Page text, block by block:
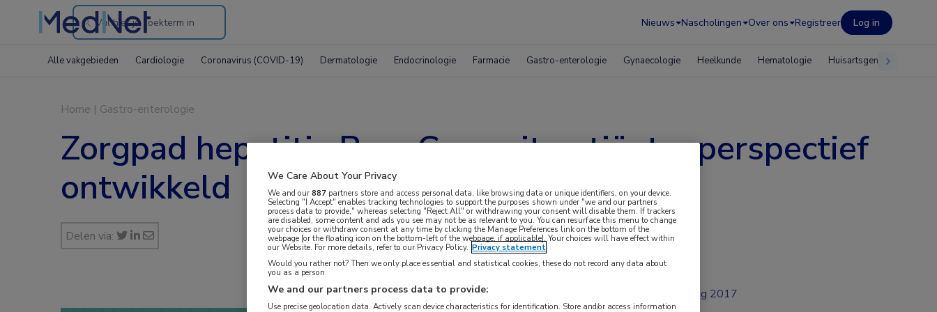
Search
the
Nieuws Nascholingen Over ons Registreer Log in
Alle vakgebieden Cardiologie Coronavirus (COVID-19) Dermatologie Endocrinologie Farmacie Gastro-enterologie Gynaecologie Heelkunde Hematologie Huisartsgeneeskunde
Home | Gastro-enterologie
Zorgpad hepatitis B en C vanuit patiëntenperspectief
ontwikkeld
Delen via:
aug 2017
We Care About Your Privacy
We and our887 partners store and access personal data, like browsing data or unique identifiers, on your device.
Selecting "I Accept" enables tracking technologies to support the purposes shown under "we and our partners
process data to provide," whereas selecting "Reject All" or withdrawing your consent will disable them. If trackers
are disabled, some content and ads you see may not be as relevant to you. You can resurface this menu to change
your choices or withdraw consent at any time by clicking the Manage Preferences link on the bottom of the
webpage [or the floating icon on the bottom-left of the webpage, if applicable]. Your choices will have effect within
our Website. For more details, refer to our Privacy Policy. Privacy statement
Would you rather not? Then we only place essential and statistical cookies, these do not record any data about
you as a person
We and our partners process data to provide:
Use precise geolocation data. Actively scan device characteristics for identification. Store and/or access information